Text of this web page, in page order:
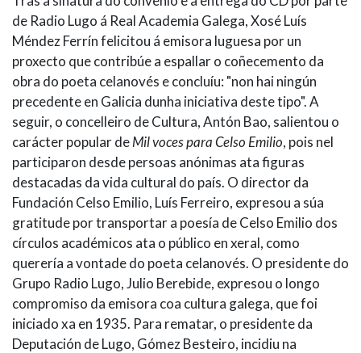
de Radio Lugo á Real Academia Galega, Xosé Luís
Méndez Ferrín felicitou á emisora luguesa por un
proxecto que contribúe a espallar o coñecemento da
obra do poeta celanovés e concluíu: "non hai ningún
precedente en Galicia dunha iniciativa deste tipo". A
seguir, o concelleiro de Cultura, Antón Bao, salientou o
carácter popular deMil voces para Celso Emilio, pois nel
participaron desde persoas anónimas ata figuras
destacadas da vida cultural do país. O director da
Fundación Celso Emilio, Luís Ferreiro, expresou a súa
gratitude por transportar a poesía de Celso Emilio dos
círculos académicos ata o público en xeral, como
querería a vontade do poeta celanovés. O presidente do
Grupo Radio Lugo, Julio Berebide, expresou o longo
compromiso da emisora coa cultura galega, que foi
iniciado xa en 1935. Para rematar, o presidente da
Deputación de Lugo, Gómez Besteiro, incidiu na